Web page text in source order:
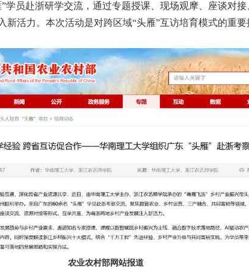
学员赴浙研学交流，通过专题授课、现场观摩、座谈对
新活力。本次活动是对跨区域“头雁”互访培育模式的重
农业农村部网站报道